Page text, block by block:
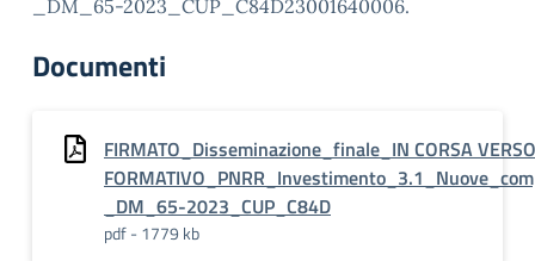
_DM_65-2023_CUP_C84D23001640006.
Documenti
FIRMATO_Disseminazione_finale_IN CORSA
_DM_65-2023_CUP_C84D
pdf - 1779 kb